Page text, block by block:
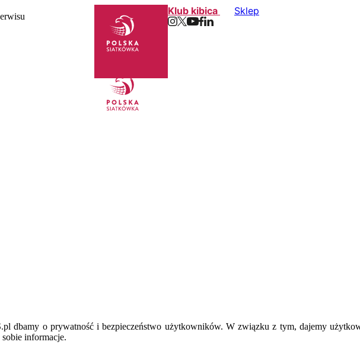
Klub kibica Sklep
dbamy o prywatność i bezpieczeństwo użytkowników. W związku z tym, dajemy
sobie informacje.